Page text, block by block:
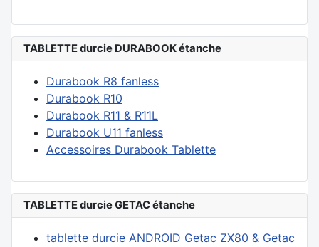
TABLETTE durcie DURABOOK étanche
Durabook R8 fanless
Durabook R10
Durabook R11 & R11L
Durabook U11 fanless
Accessoires Durabook Tablette
TABLETTE durcie GETAC étanche
tablette durcie ANDROID Getac ZX80 & Getac